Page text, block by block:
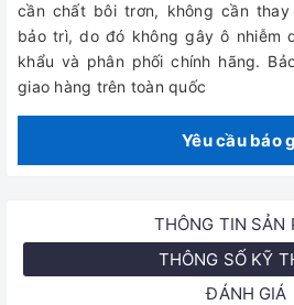
cần chất bôi trơn, không cần
bảo trì, do đó không gây ô nhiễm
khẩu và phân phối chính hãng.
giao hàng trên toàn quốc
Yêu cầu báo
THÔNG TIN SẢN
THÔNG SỐ KỸ
ĐÁNH GIÁ